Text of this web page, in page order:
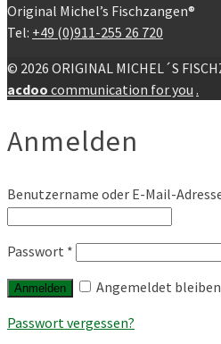
Original Michel’s Fischzangen®
Tel: +49 (0)911-255 26 720
© 2026 ORIGINAL MICHEL´S
acdoo communication for you .
Anmelden
Benutzername oder E-Mail-
Passwort *
Anmelden
Angemeldet bleiben
Passwort vergessen?